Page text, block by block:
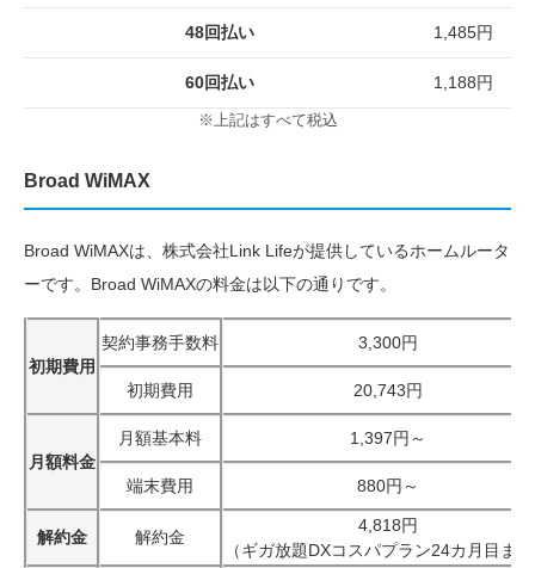
48回払い 1,485円
60回払い 1,188円
※上記はすべて税込
Broad WiMAX
Broad WiMAXは、株式会社Link Lifeが提供しているホームルータ
ーです。Broad WiMAXの料金は以下の通りです。
初期費用
契約事務手数料 3,300円
初期費用 20,743円
月額料金
月額基本料 1,397円～
端末費用 880円～
解約金 解約金
4,818円
（ギガ放題DXコスパプラン24カ月目ま